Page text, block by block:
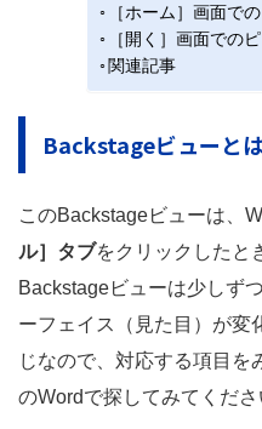
［ホーム］画面で
［開く］画面での
関連記事
Backstageビューと
このBackstageビューは、
ル］タブをクリックしたと
Backstageビューは少しず
ーフェイス（見た目）が変
じなので、対応する項目を
のWordで探してみてくださ